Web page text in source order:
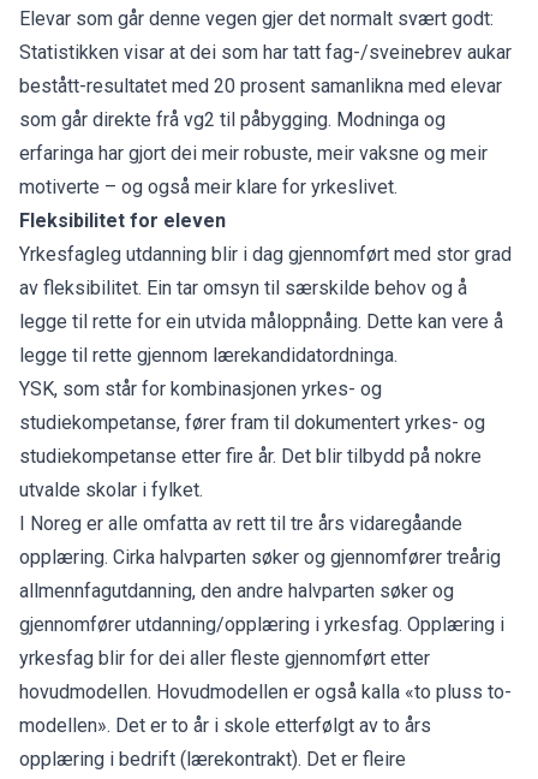
Elevar som går denne vegen gjer det normalt svært godt:
Statistikken visar at dei som har tatt fag-/sveinebrev aukar
bestått-resultatet med 20 prosent samanlikna med elevar
som går direkte frå vg2 til påbygging. Modninga og
erfaringa har gjort dei meir robuste, meir vaksne og meir
motiverte – og også meir klare for yrkeslivet.
Fleksibilitet for eleven
Yrkesfagleg utdanning blir i dag gjennomført med stor grad
av fleksibilitet. Ein tar omsyn til særskilde behov og å
legge til rette for ein utvida måloppnåing. Dette kan vere å
legge til rette gjennom lærekandidatordninga.
YSK, som står for kombinasjonen yrkes- og
studiekompetanse, fører fram til dokumentert yrkes- og
studiekompetanse etter fire år. Det blir tilbydd på nokre
utvalde skolar i fylket.
I Noreg er alle omfatta av rett til tre års vidaregåande
opplæring. Cirka halvparten søker og gjennomfører treårig
allmennfagutdanning, den andre halvparten søker og
gjennomfører utdanning/opplæring i yrkesfag. Opplæring i
yrkesfag blir for dei aller fleste gjennomført etter
hovudmodellen. Hovudmodellen er også kalla «to pluss to-
modellen». Det er to år i skole etterfølgt av to års
opplæring i bedrift (lærekontrakt). Det er fleire